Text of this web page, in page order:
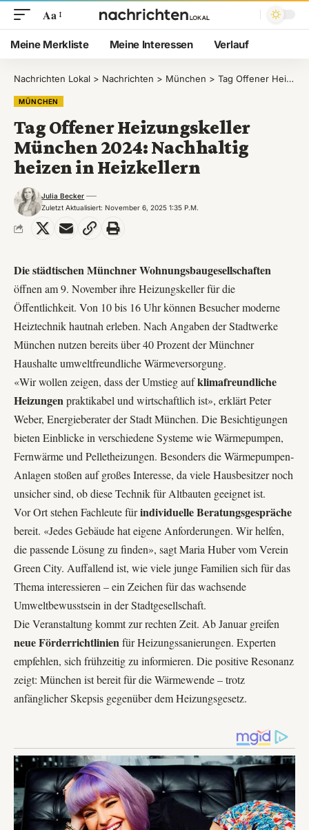
Aa
Meine Merkliste Meine Interessen Verlauf
Nachrichten Lokal > Nachrichten > München > Tag Offener Heizungskeller München 2024: Nachhaltig heizen in Heizkellern
MÜNCHEN
Tag Offener Heizungskeller
München 2024: Nachhaltig
heizen in Heizkellern
Zuletzt Aktualisiert: November 6, 2025 1:35 P.m.
Julia Becker
Die städtischen Münchner Wohnungsbaugesellschaften
öffnen am 9. November ihre Heizungskeller für die
Öffentlichkeit. Von 10 bis 16 Uhr können Besucher moderne
Heiztechnik hautnah erleben. Nach Angaben der Stadtwerke
München nutzen bereits über 40 Prozent der Münchner
Haushalte umweltfreundliche Wärmeversorgung.
«Wir wollen zeigen, dass der Umstieg aufklimafreundliche
Heizungenpraktikabel und wirtschaftlich ist», erklärt Peter
Weber, Energieberater der Stadt München. Die Besichtigungen
bieten Einblicke in verschiedene Systeme wie Wärmepumpen,
Fernwärme und Pelletheizungen. Besonders die Wärmepumpen-
Anlagen stoßen auf großes Interesse, da viele Hausbesitzer noch
unsicher sind, ob diese Technik für Altbauten geeignet ist.
Vor Ort stehen Fachleute fürindividuelle Beratungsgespräche
bereit. «Jedes Gebäude hat eigene Anforderungen. Wir helfen,
die passende Lösung zu finden», sagt Maria Huber vom Verein
Green City. Auffallend ist, wie viele junge Familien sich für das
Thema interessieren – ein Zeichen für das wachsende
Umweltbewusstsein in der Stadtgesellschaft.
Die Veranstaltung kommt zur rechten Zeit. Ab Januar greifen
neue Förderrichtlinienfür Heizungssanierungen. Experten
empfehlen, sich frühzeitig zu informieren. Die positive Resonanz
zeigt: München ist bereit für die Wärmewende – trotz
anfänglicher Skepsis gegenüber dem Heizungsgesetz.